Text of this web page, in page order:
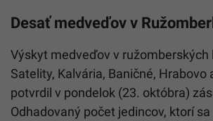
Desať medveďov v
Výskyt medveďov v ružomberských
Satelity, Kalvária, Baničné, Hrabovo
potvrdil v pondelok (23. októbra)
Odhadovaný počet jedincov, ktorí